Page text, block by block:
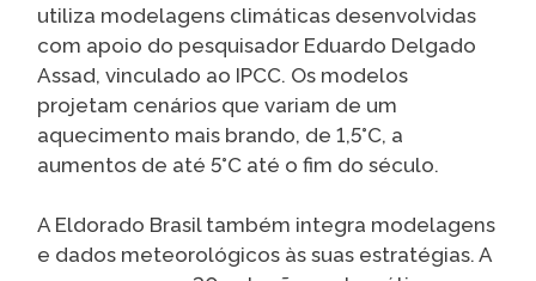
utiliza modelagens climáticas desenvolvidas
com apoio do pesquisador Eduardo Delgado
Assad, vinculado ao IPCC. Os modelos
projetam cenários que variam de um
aquecimento mais brando, de 1,5°C, a
aumentos de até 5°C até o fim do século.
A Eldorado Brasil também integra modelagens
e dados meteorológicos às suas estratégias. A